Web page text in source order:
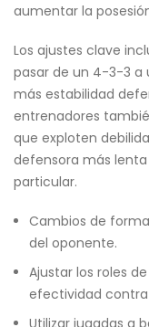
aumentar la
Los ajustes clave
pasar de un 4-3-3 a
más estabilidad
entrenadores
que exploten
defensora más
particular.
Cambios de
del oponente.
Ajustar los roles
efectividad
Utilizar jugadas a